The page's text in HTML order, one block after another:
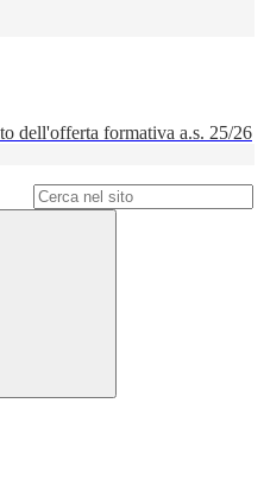
dell'offerta formativa a.s. 25/26